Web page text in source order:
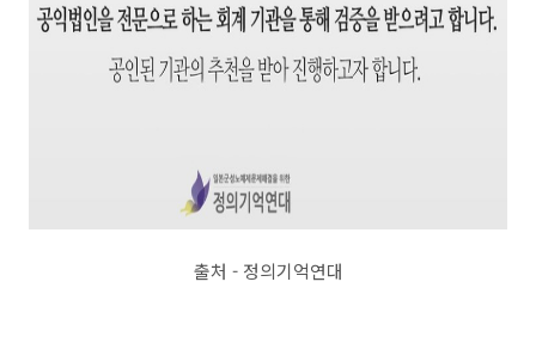
출처 - 정의기억연대